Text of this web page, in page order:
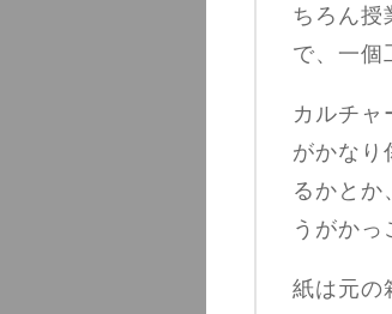
ちろん授
で、一個
カルチャ
がかなり
るかとか
うがかっ
紙は元の